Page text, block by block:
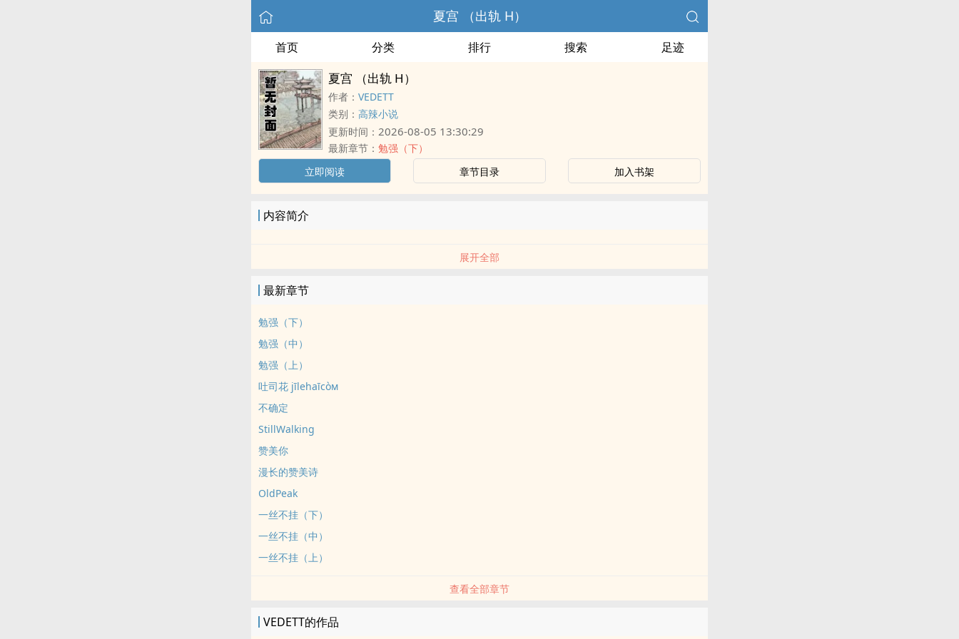
夏宫 （出轨 H）
首页 分类 排行 搜索 足迹
夏宫 （出轨 H）
作者： VEDETT
类别： 高辣小说
更新时间： 2026-08-05 13:30:29
最新章节： 勉强（下）
立即阅读
章节目录 加入书架
内容简介
展开全部
最新章节
勉强（下）
勉强（中）
勉强（上）
吐司花 jīlehaīcòм
不确定
StillWalking
赞美你
漫长的赞美诗
OldPeak
一丝不挂（下）
一丝不挂（中）
一丝不挂（上）
查看全部章节
VEDETT的作品